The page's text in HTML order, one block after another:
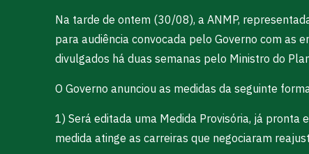
Na tarde de ontem (30/08), a ANMP,
para audiência convocada pelo Governo com as
divulgados há duas semanas pelo Ministro do
O Governo anunciou as medidas da seguinte
1) Será editada uma Medida Provisória, já
medida atinge as carreiras que negociaram